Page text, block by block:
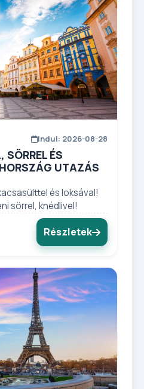
Indul: 2026-08-28
SÖRREL ÉS
UTAZÁS
és loksával!
sörrel, knédlivel!
Részletek